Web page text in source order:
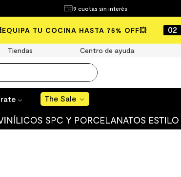
9 cuotas sin interés
TU COCINA HASTA 75% OFF💥 02
Tiendas Centro de ayuda
The Sale
Sale
¿Qué estás buscando?